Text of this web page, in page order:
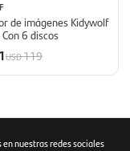
de imágenes Kidywolf
6 discos
USD119
en nuestras redes sociales